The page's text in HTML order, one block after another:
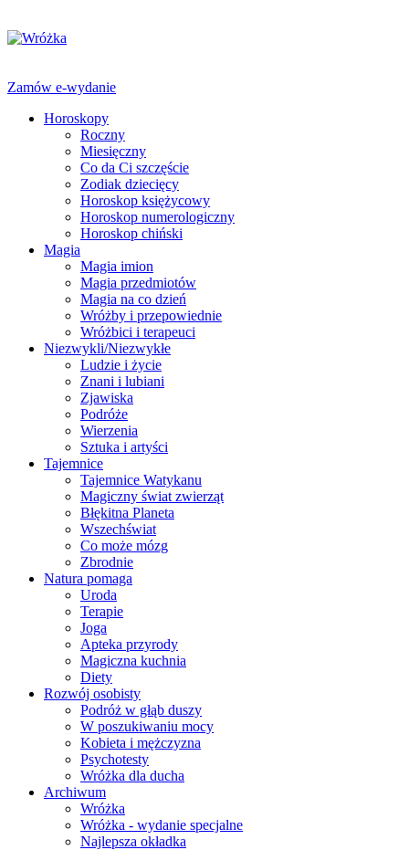
Zamów e-wydanie
Horoskopy
Roczny
Miesięczny
Co da Ci szczęście
Zodiak dziecięcy
Horoskop księżycowy
Horoskop numerologiczny
Horoskop chiński
Magia
Magia imion
Magia przedmiotów
Magia na co dzień
Wróżby i przepowiednie
Wróżbici i terapeuci
Niezwykli/Niezwykłe
Ludzie i życie
Znani i lubiani
Zjawiska
Podróże
Wierzenia
Sztuka i artyści
Tajemnice
Tajemnice Watykanu
Magiczny świat zwierząt
Błękitna Planeta
Wszechświat
Co może mózg
Zbrodnie
Natura pomaga
Uroda
Terapie
Joga
Apteka przyrody
Magiczna kuchnia
Diety
Rozwój osobisty
Podróż w głąb duszy
W poszukiwaniu mocy
Kobieta i mężczyzna
Psychotesty
Wróżka dla ducha
Archiwum
Wróżka
Wróżka - wydanie specjalne
Najlepsza okładka